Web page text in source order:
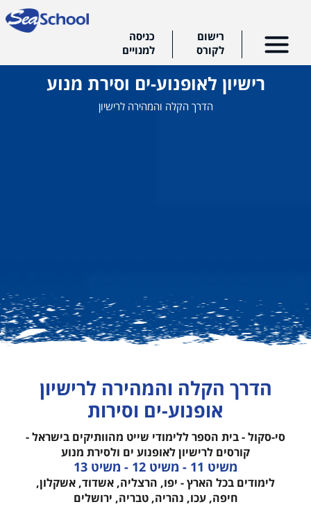
כניסה
למנויים
רישום
לקורס
רישיון לאופנוע-ים וסירת מנוע
הדרך הקלה והמהירה לרישיון
הדרך הקלה והמהירה לרישיון
אופנוע-ים וסירות
סי-סקול - בית הספר ללימודי שייט מהוותיקים בישראל -
קורסים לרישיון לאופנוע ים ולסירת מנוע
משיט 11 - משיט 12 - משיט 13
לימודים בכל הארץ - יפו, הרצליה, אשדוד, אשקלון,
חיפה, עכו, נהריה, טבריה, ירושלים